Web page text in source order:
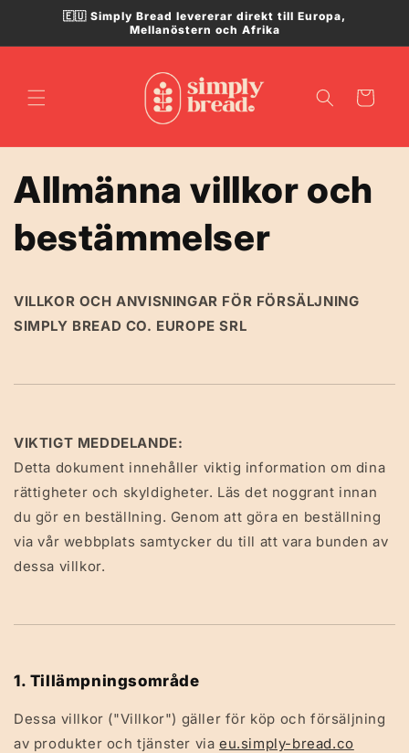
vidare
innehåll
🇪🇺 Simply Bread levererar direkt till Europa,
Mellanöstern och Afrika
Varukorg
Allmänna villkor och
bestämmelser
VILLKOR OCH ANVISNINGAR FÖR FÖRSÄLJNING
SIMPLY BREAD CO. EUROPE SRL
VIKTIGT MEDDELANDE:
Detta dokument innehåller viktig information om dina
rättigheter och skyldigheter. Läs det noggrant innan
du gör en beställning. Genom att göra en beställning
via vår webbplats samtycker du till att vara bunden av
dessa villkor.
1. Tillämpningsområde
Dessa villkor ("Villkor") gäller för köp och försäljning
av produkter och tjänster viaeu.simply-bread.co